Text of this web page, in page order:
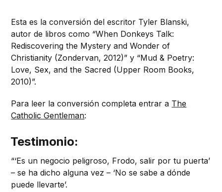
Esta es la conversión del escritor Tyler Blanski,
autor de libros como “When Donkeys Talk:
Rediscovering the Mystery and Wonder of
Christianity (Zondervan, 2012)” y “Mud & Poetry:
Love, Sex, and the Sacred (Upper Room Books,
2010)”.
Para leer la conversión completa entrar a The
Catholic Gentleman:
Testimonio:
“‘Es un negocio peligroso, Frodo, salir por tu puerta’
– se ha dicho alguna vez – ‘No se sabe a dónde
puede llevarte’.